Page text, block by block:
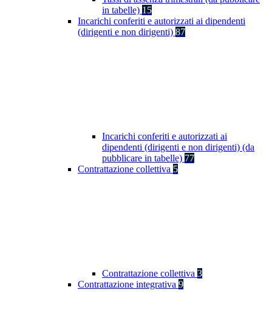
in tabelle) 15
Incarichi conferiti e autorizzati ai dipendenti
(dirigenti e non dirigenti) 87
Incarichi conferiti e autorizzati ai
dipendenti (dirigenti e non dirigenti) (da
pubblicare in tabelle) 77
Contrattazione collettiva 5
Contrattazione collettiva 3
Contrattazione integrativa 9